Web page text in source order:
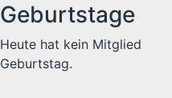
Geburtstage
Heute hat kein Mitglied
Geburtstag.